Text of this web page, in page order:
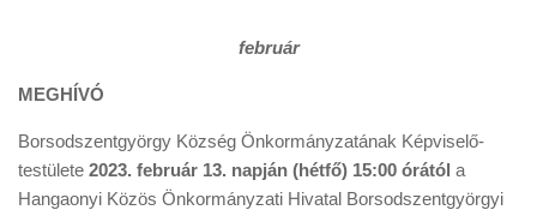
február
MEGHÍVÓ
Borsodszentgyörgy Község Önkormányzatának Képviselő-
testülete 2023. február 13. napján (hétfő) 15:00 órától a
Hangaonyi Közös Önkormányzati Hivatal Borsodszentgyörgyi